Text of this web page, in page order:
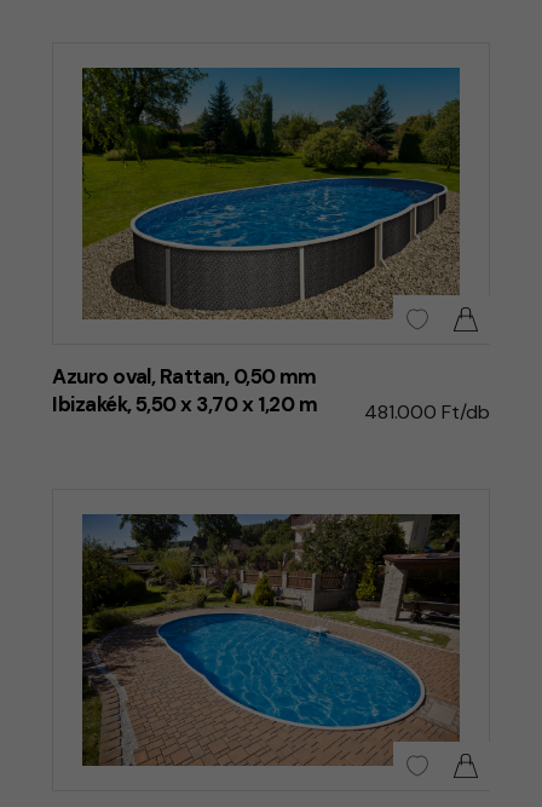
Azuro oval, Rattan, 0,50 mm
Ibizakék, 5,50 x 3,70 x 1,20 m
481.000 Ft/db